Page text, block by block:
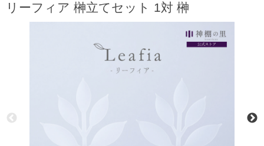
リーフィア 榊立てセット 1対 榊